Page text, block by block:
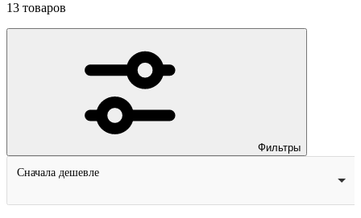
13 товаров
Фильтры
Сначала дешевле